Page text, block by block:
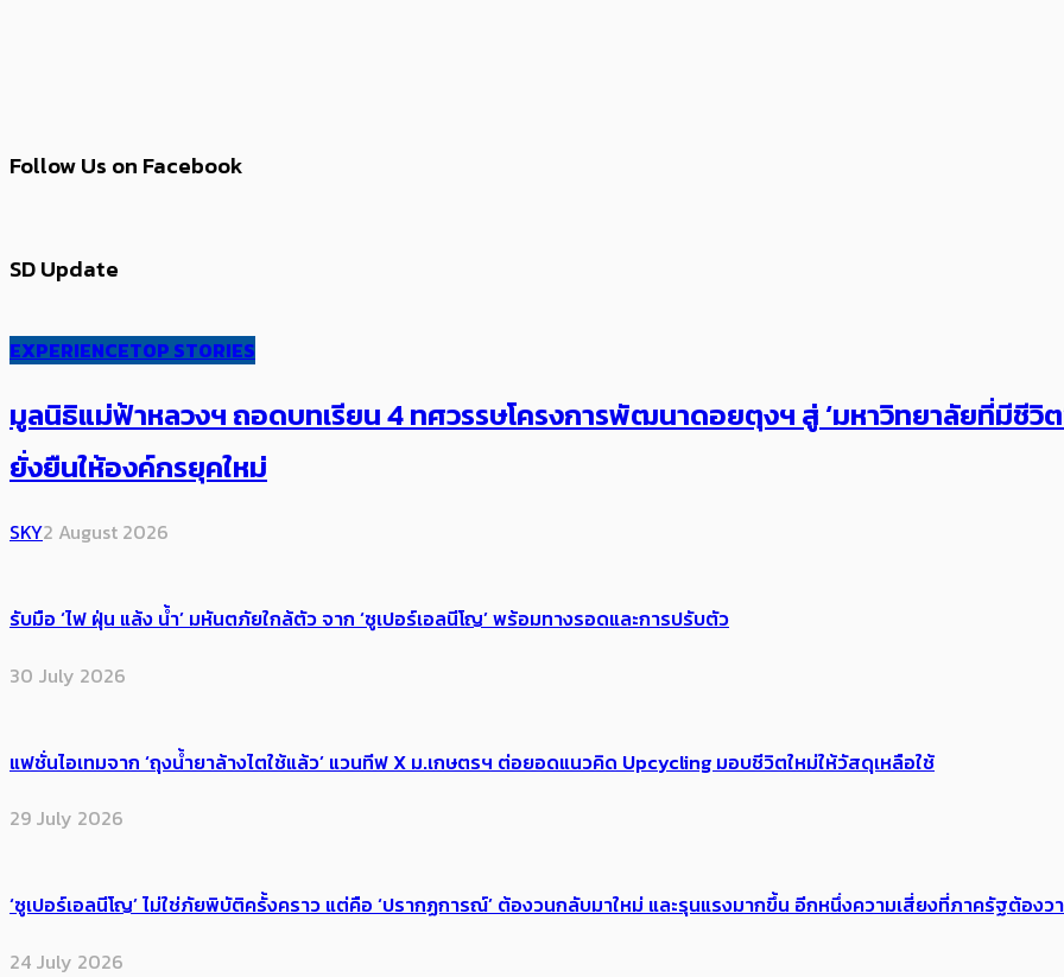
Follow Us on Facebook
SD Update
EXPERIENCETOP STORIES
มูลนิธิแม่ฟ้าหลวงฯ ถอดบทเรียน 4 ทศวรรษโครงการพัฒนาดอยตุงฯ สู่ ‘มหาวิทยาลัยที่มีชี
ยั่งยืนให้องค์กรยุคใหม่
SKY2 August 2026
รับมือ ‘ไฟ ฝุ่น แล้ง น้ำ’ มหันตภัยใกล้ตัว จาก ‘ซูเปอร์เอลนีโญ’ พร้อมทางรอดและการปรับตัว
30 July 2026
แฟชั่นไอเทมจาก ‘ถุงน้ำยาล้างไตใช้แล้ว’ แวนทีฟ X ม.เกษตรฯ ต่อยอดแนวคิด Upcycling มอบชีวิตใหม่ให้วัสดุเหลือใช้
29 July 2026
‘ซูเปอร์เอลนีโญ’ ไม่ใช่ภัยพิบัติครั้งคราว แต่คือ ‘ปรากฏการณ์’ ​ต้อง​วนกลับมาใหม่ และรุนแรงมากขึ้น อีกหนึ่งความเสี่ยงที่ภาครัฐต้อง
24 July 2026